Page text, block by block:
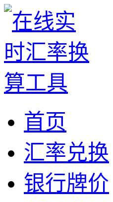
首页
汇率兑换
银行牌价